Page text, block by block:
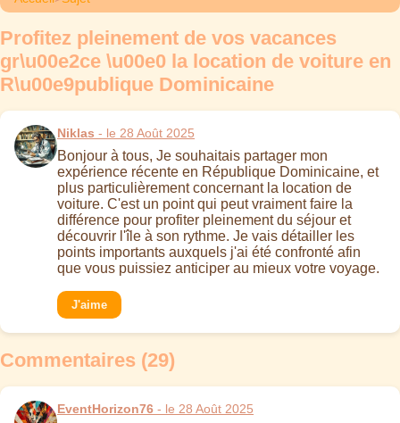
Profitez pleinement de vos vacances
gr\u00e2ce \u00e0 la location de voiture en
R\u00e9publique Dominicaine
Niklas - le 28 Août 2025
Bonjour à tous, Je souhaitais partager mon
expérience récente en République Dominicaine, et
plus particulièrement concernant la location de
voiture. C'est un point qui peut vraiment faire la
différence pour profiter pleinement du séjour et
découvrir l'île à son rythme. Je vais détailler les
points importants auxquels j'ai été confronté afin
que vous puissiez anticiper au mieux votre voyage.
J'aime
Commentaires (29)
EventHorizon76 - le 28 Août 2025